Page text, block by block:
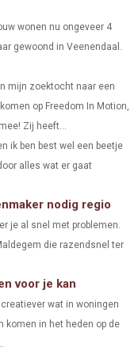
O
D
N
O
wonen nu ongeveer 4
gewoond in Veenendaal.
mijn zoektocht naar een
op Freedom In Motion,
Zij heeft...
ik ben best wel een beetje
alles wat er gaat
nodig regio
je al snel met problemen.
die razendsnel ter
voor je kan
wat in woningen
komen in het heden op de